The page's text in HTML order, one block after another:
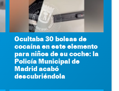
Ocultaba 30 bolsas de
cocaína en este elemento
para niños de su coche: la
Policía Municipal de
Madrid acabó
descubriéndola